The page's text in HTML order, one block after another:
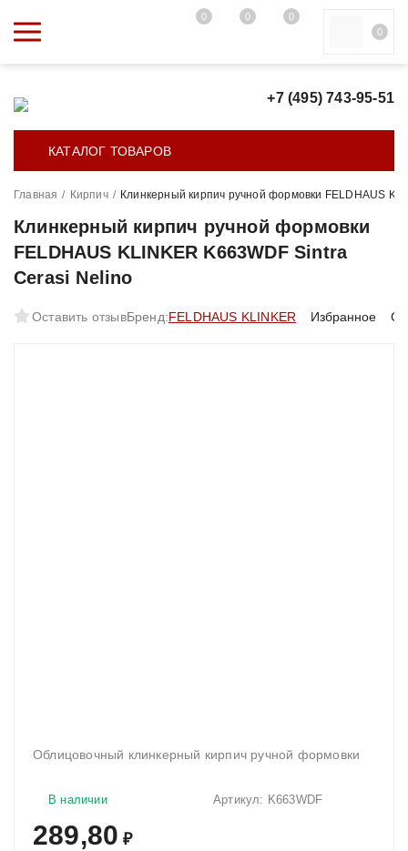
0 0
0
0
+7 (495) 743-95-51
КАТАЛОГ ТОВАРОВ
Главная / Кирпич / Клинкерный кирпич ручной формовки FELDHAUS
Клинкерный кирпич ручной формовки
FELDHAUS KLINKER K663WDF Sintra
Cerasi Nelino
Оставить отзывБренд:FELDHAUS KLINKER Избранное
Облицовочный клинкерный кирпич ручной формовки
Артикул: K663WDF
В наличии
289,80 ₽